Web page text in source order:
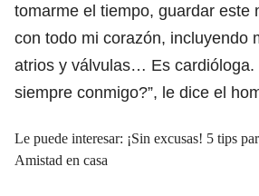
tomarme el tiempo, guardar este
con todo mi corazón, incluyendo
atrios y válvulas… Es cardióloga.
siempre conmigo?”, le dice el
Le puede interesar: ¡Sin excusas! 5 tips
Amistad en casa